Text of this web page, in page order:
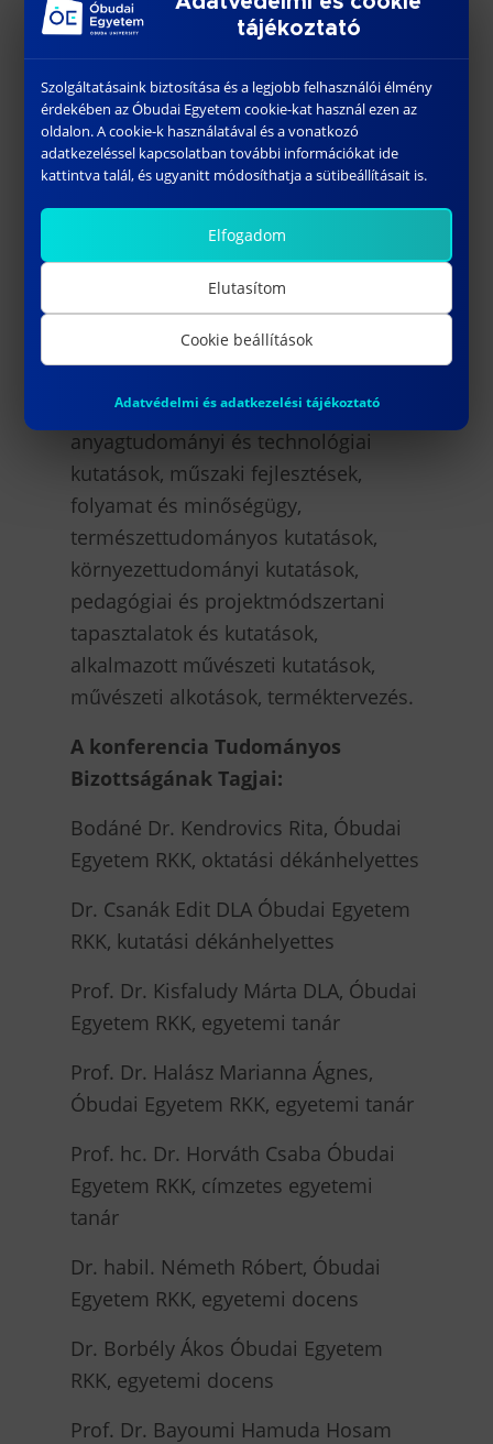
Óbudai Egyetem RKK, Erdélyi terem
16:00 Ipari termék- és formatervező
szekció – Óbudai Egyetem RKK, Gara
terem
17:30 Kávészünet – Óbudai Egyetem
RKK, Aula
19:00 Zárszó – Óbudai Egyetem RKK,
A konferencia tervezett témakörei:
Ipar- és szakmatörténet,
anyagtudományi és technológiai
kutatások, műszaki fejlesztések,
folyamat és minőségügy,
természettudományos kutatások,
környezettudományi kutatások,
pedagógiai és projektmódszertani
tapasztalatok és kutatások,
alkalmazott művészeti kutatások,
művészeti alkotások, terméktervezés.
A konferencia Tudományos
Bizottságának Tagjai:
Bodáné Dr. Kendrovics Rita, Óbudai
Egyetem RKK, oktatási dékánhelyettes
Dr. Csanák Edit DLA Óbudai Egyetem
RKK, kutatási dékánhelyettes
Prof. Dr. Kisfaludy Márta DLA, Óbudai
Egyetem RKK, egyetemi tanár
Prof. Dr. Halász Marianna Ágnes,
Óbudai Egyetem RKK, egyetemi tanár
Prof. hc. Dr. Horváth Csaba Óbudai
Egyetem RKK, címzetes egyetemi
tanár
Dr. habil. Németh Róbert, Óbudai
Egyetem RKK, egyetemi docens
Dr. Borbély Ákos Óbudai Egyetem
RKK, egyetemi docens
Prof. Dr. Bayoumi Hamuda Hosam
tájékoztató
Szolgáltatásaink biztosítása és a legjobb felhasználói élmény
érdekében az Óbudai Egyetem cookie-kat használ ezen az
oldalon. A cookie-k használatával és a vonatkozó
adatkezeléssel kapcsolatban további információkat ide
kattintva talál, és ugyanitt módosíthatja a sütibeállításait is.
Elfogadom
Elutasítom
Cookie beállítások
Adatvédelmi és adatkezelési tájékoztató